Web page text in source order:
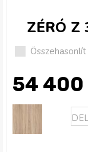
ZÉRÓ Z
Összehasonlít
54 400